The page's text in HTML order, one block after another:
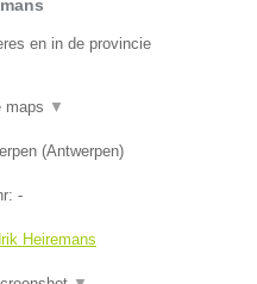
en in de provincie
maps ▼
(Antwerpen)
-
Heiremans